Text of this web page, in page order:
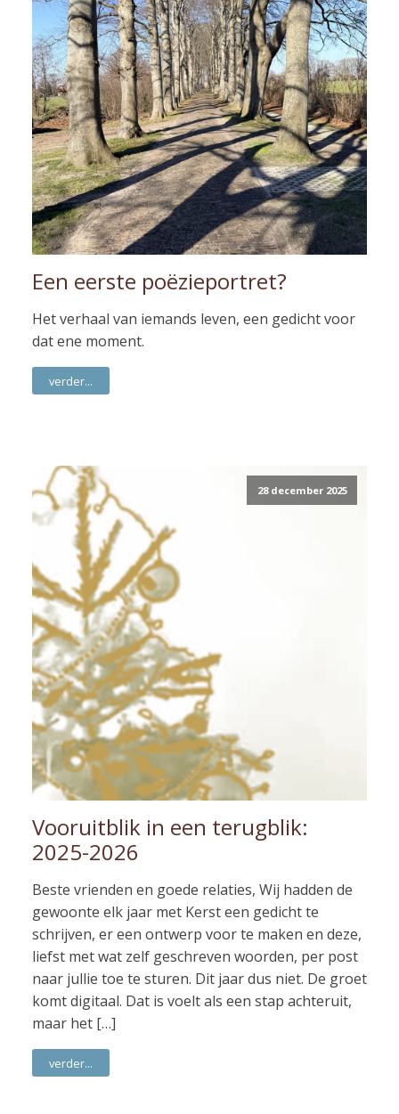
Een eerste poëzieportret?
Het verhaal van iemands leven, een gedicht voor
dat ene moment.
verder...
28 december 2025
Vooruitblik in een terugblik:
2025-2026
Beste vrienden en goede relaties, Wij hadden de
gewoonte elk jaar met Kerst een gedicht te
schrijven, er een ontwerp voor te maken en deze,
liefst met wat zelf geschreven woorden, per post
naar jullie toe te sturen. Dit jaar dus niet. De groet
komt digitaal. Dat is voelt als een stap achteruit,
maar het […]
verder...